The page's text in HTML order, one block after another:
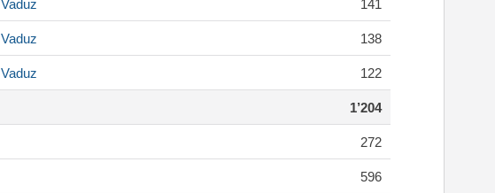
Vaduz 141
Vaduz 138
Vaduz 122
1’204
272
596